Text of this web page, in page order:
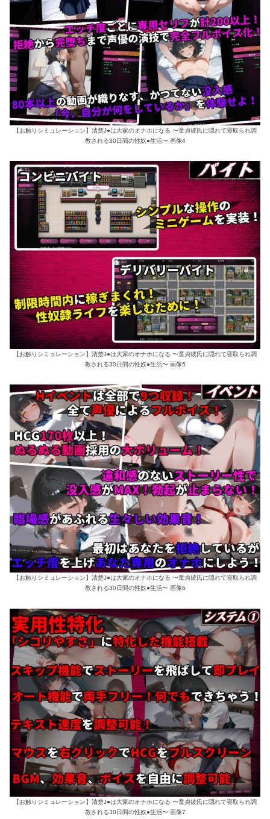
【お触りシミュレーション】清楚J●は大家のオナホになる 〜童貞彼氏に隠れて寝取られ調
教される30日間の性奴●生活〜 画像4
【お触りシミュレーション】清楚J●は大家のオナホになる 〜童貞彼氏に隠れて寝取られ調
教される30日間の性奴●生活〜 画像5
【お触りシミュレーション】清楚J●は大家のオナホになる 〜童貞彼氏に隠れて寝取られ調
教される30日間の性奴●生活〜 画像6
【お触りシミュレーション】清楚J●は大家のオナホになる 〜童貞彼氏に隠れて寝取られ調
教される30日間の性奴●生活〜 画像7